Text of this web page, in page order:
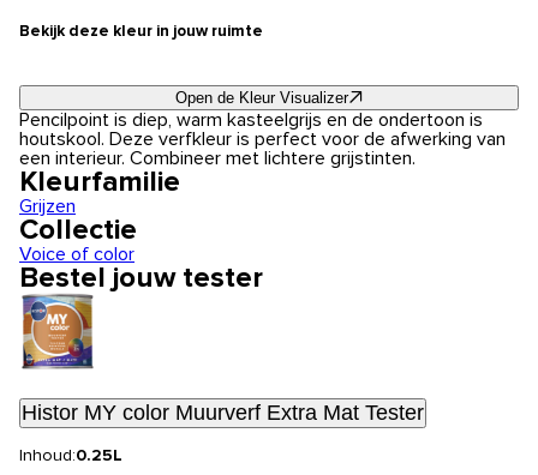
Bekijk deze kleur in jouw ruimte
Open de Kleur Visualizer
Pencilpoint is diep, warm kasteelgrijs en de ondertoon is
houtskool. Deze verfkleur is perfect voor de afwerking van
een interieur. Combineer met lichtere grijstinten.
Kleurfamilie
Grijzen
Collectie
Voice of color
Bestel jouw tester
Histor MY color Muurverf Extra Mat Tester
Inhoud:0.25L